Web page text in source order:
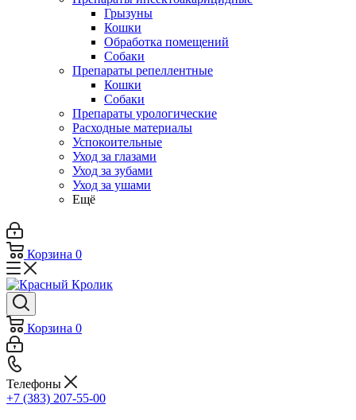
Грызуны
Кошки
Обработка помещений
Собаки
Препараты репеллентные
Кошки
Собаки
Препараты урологические
Расходные материалы
Успокоительные
Уход за глазами
Уход за зубами
Уход за ушами
Ещё
Корзина 0
Корзина 0
Телефоны
+7 (383) 207-55-00